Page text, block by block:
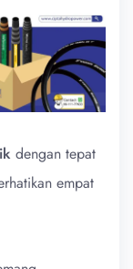
dengan tepat
empat